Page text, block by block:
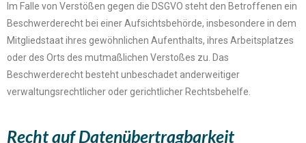
Im Falle von Verstößen gegen die DSGVO steht den Betroffenen ein
Beschwerderecht bei einer Aufsichtsbehörde, insbesondere in dem
Mitgliedstaat ihres gewöhnlichen Aufenthalts, ihres Arbeitsplatzes
oder des Orts des mutmaßlichen Verstoßes zu. Das
Beschwerderecht besteht unbeschadet anderweitiger
verwaltungsrechtlicher oder gerichtlicher Rechtsbehelfe.
Recht auf Datenübertragbarkeit​